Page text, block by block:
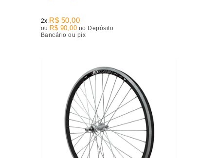
2x R$ 50,00
ou R$ 90,00 no Depósito
Bancário ou pix